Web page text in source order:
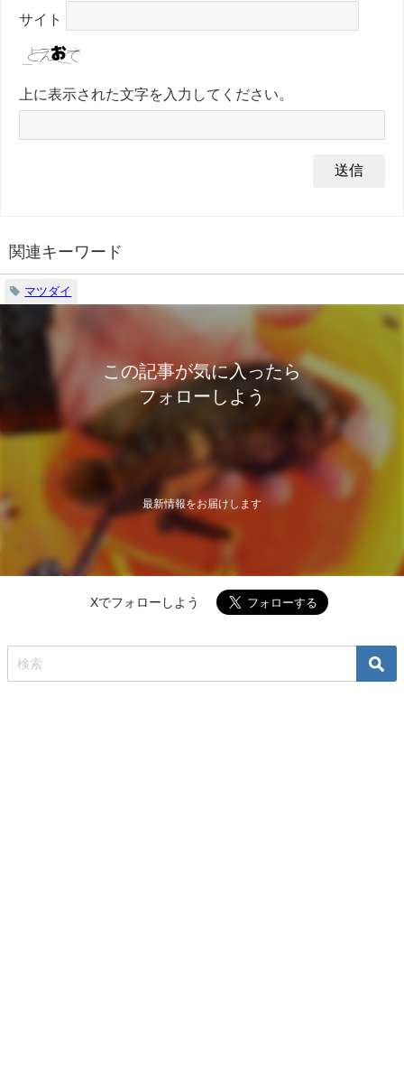
サイト
上に表示された文字を入力してください。
関連キーワード
マツダイ
この記事が気に入ったら
フォローしよう
最新情報をお届けします
Xでフォローしよう